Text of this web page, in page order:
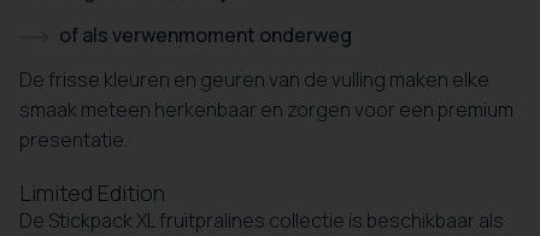
of als verwenmoment onderweg
De frisse kleuren en geuren van de vulling maken elke
smaak meteen herkenbaar en zorgen voor een premium
presentatie.
Limited Edition
De Stickpack XL fruitpralines collectie is beschikbaar als